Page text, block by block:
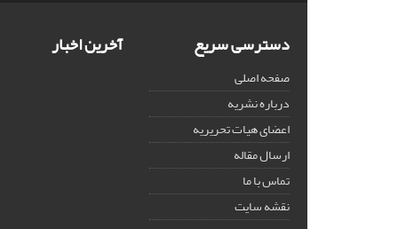
دسترسی سریع
صفحه اصلی
درباره نشریه
اعضای هیات تحریریه
ارسال مقاله
تماس با ما
نقشه سایت
آخرین اخبار